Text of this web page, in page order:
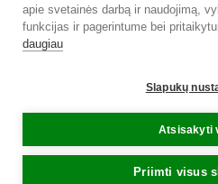
© 2021 Vilniaus rajono
apie svetainės darbą ir naudojimą,
funkcijas ir pagerintume bei
daugiau
Slapukų
Atsisakyti
Priimti visus